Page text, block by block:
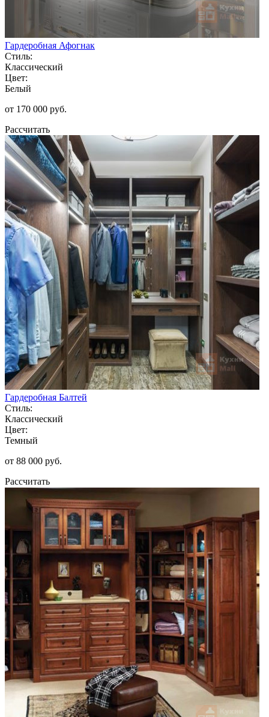
Гардеробная Афогнак
Стиль:
Классический
Цвет:
Белый
от 170 000 руб.
Рассчитать
Гардеробная Балтей
Стиль:
Классический
Цвет:
Темный
от 88 000 руб.
Рассчитать